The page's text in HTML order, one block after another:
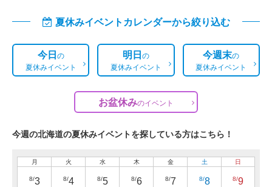
夏休みイベントカレンダーから絞り込む
今日の
夏休みイベント
明日の
夏休みイベント
今週末の
夏休みイベント
お盆休みのイベント
今週の北海道の夏休みイベントを探している方はこちら！
月
8/3
火
8/4
水
8/5
木
8/6
金
8/7
土
8/8
日
8/9